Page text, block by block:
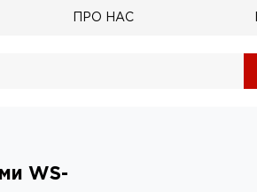
ПРО НАС
WS-